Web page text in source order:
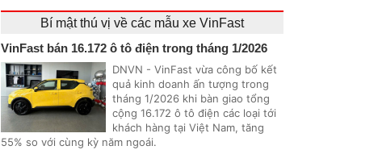
Bí mật thú vị về các mẫu xe VinFast
VinFast bán 16.172 ô tô điện trong tháng 1/2026
DNVN - VinFast vừa công bố kết
quả kinh doanh ấn tượng trong
tháng 1/2026 khi bàn giao tổng
cộng 16.172 ô tô điện các loại tới
khách hàng tại Việt Nam, tăng
55% so với cùng kỳ năm ngoái.